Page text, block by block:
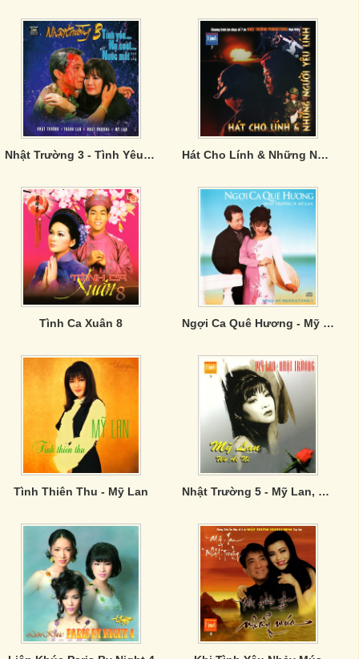
Nhật Trường 3 - Tình Yêu Nụ Cười Nước Mắt Hát Cho Lính & Những Người Yêu Lính
Tình Ca Xuân 8 Ngợi Ca Quê Hương - Mỹ Lan & Nhật Trường
Tình Thiên Thu - Mỹ Lan Nhật Trường 5 - Mỹ Lan, Wò Ái Nì